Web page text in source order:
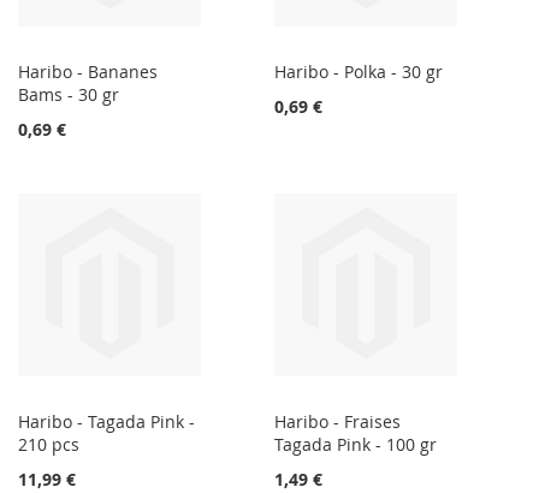
Haribo - Bananes
Bams - 30 gr
0,69 €
Haribo - Polka - 30 gr
0,69 €
Haribo - Tagada Pink -
210 pcs
11,99 €
Haribo - Fraises
Tagada Pink - 100 gr
1,49 €